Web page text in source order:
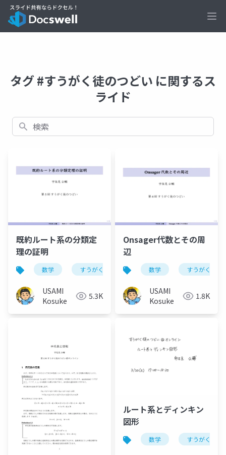
タグ #すうがく徒のつどい に関するス
ライド
検索
既約ルート系の分類定
理の証明
数学 すうがく徒のつどい
USAMI
Kosuke
5.3K
Onsager代数とその周
辺
数学 すうがく徒の
USAMI
Kosuke
1.8K
ルート系とディンキン
図形
数学 すうがく徒の